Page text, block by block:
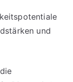
und